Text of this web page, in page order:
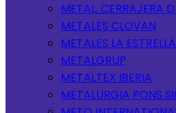
METAL. CERRAJERA
METALES CLOVAN
METALES LA ESTRELLA
METALGRUP
METALTEX IBERIA
METALURGIA PONS